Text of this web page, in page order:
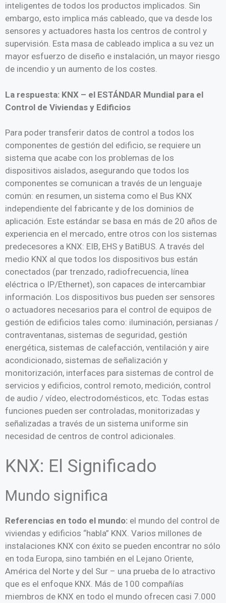
inteligentes de todos los productos implicados. Sin
embargo, esto implica más cableado, que va desde los
sensores y actuadores hasta los centros de control y
supervisión. Esta masa de cableado implica a su vez un
mayor esfuerzo de diseño e instalación, un mayor riesgo
de incendio y un aumento de los costes.
La respuesta: KNX – el ESTÁNDAR Mundial para el
Control de Viviendas y Edificios
Para poder transferir datos de control a todos los
componentes de gestión del edificio, se requiere un
sistema que acabe con los problemas de los
dispositivos aislados, asegurando que todos los
componentes se comunican a través de un lenguaje
común: en resumen, un sistema como el Bus KNX
independiente del fabricante y de los dominios de
aplicación. Este estándar se basa en más de 20 años de
experiencia en el mercado, entre otros con los sistemas
predecesores a KNX: EIB, EHS y BatiBUS. A través del
medio KNX al que todos los dispositivos bus están
conectados (par trenzado, radiofrecuencia, línea
eléctrica o IP/Ethernet), son capaces de intercambiar
información. Los dispositivos bus pueden ser sensores
o actuadores necesarios para el control de equipos de
gestión de edificios tales como: iluminación, persianas /
contraventanas, sistemas de seguridad, gestión
energética, sistemas de calefacción, ventilación y aire
acondicionado, sistemas de señalización y
monitorización, interfaces para sistemas de control de
servicios y edificios, control remoto, medición, control
de audio / vídeo, electrodomésticos, etc. Todas estas
funciones pueden ser controladas, monitorizadas y
señalizadas a través de un sistema uniforme sin
necesidad de centros de control adicionales.
KNX: El Significado
Mundo significa
Referencias en todo el mundo: el mundo del control de
viviendas y edificios “habla” KNX. Varios millones de
instalaciones KNX con éxito se pueden encontrar no sólo
en toda Europa, sino también en el Lejano Oriente,
América del Norte y del Sur – una prueba de lo atractivo
que es el enfoque KNX. Más de 100 compañías
miembros de KNX en todo el mundo ofrecen casi 7.000